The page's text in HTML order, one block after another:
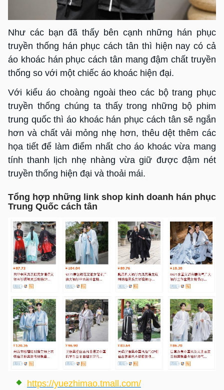
Như các bạn đã thấy bên cạnh những hán phục
truyền thống hán phục cách tân thì hiện nay có cả
áo khoác hán phục cách tân mang đậm chất truyền
thống so với một chiếc áo khoác hiện đại.
Với kiểu áo choàng ngoài theo các bộ trang phục
truyền thống chúng ta thấy trong những bộ phim
trung quốc thì áo khoác hán phục cách tân sẽ ngắn
hơn và chất vải mỏng nhẹ hơn, thêu dệt thêm các
họa tiết để làm điểm nhất cho áo khoác vừa mang
tính thanh lịch nhẹ nhàng vừa giữ được đậm nét
truyền thống hiện đại và thoải mái.
Tổng hợp những link shop kinh doanh hán phục
Trung Quốc cách tân
https://yuezhimao.tmall.com/